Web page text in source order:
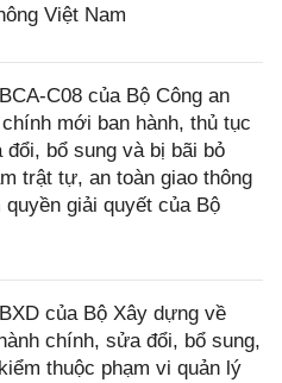
Việt Nam
C08 của Bộ Công an
mới ban hành, thủ tục
bổ sung và bị bãi bỏ
trật tự, an toàn giao thông
giải quyết của Bộ
của Bộ Xây dựng về
chính, sửa đổi, bổ sung,
thuộc phạm vi quản lý